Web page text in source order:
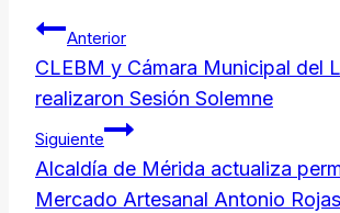
de
entradas
Anterior
​CLEBM y Cámara Municipal del
realizaron Sesión Solemne
Siguiente
Alcaldía de Mérida actualiza
Mercado Artesanal Antonio